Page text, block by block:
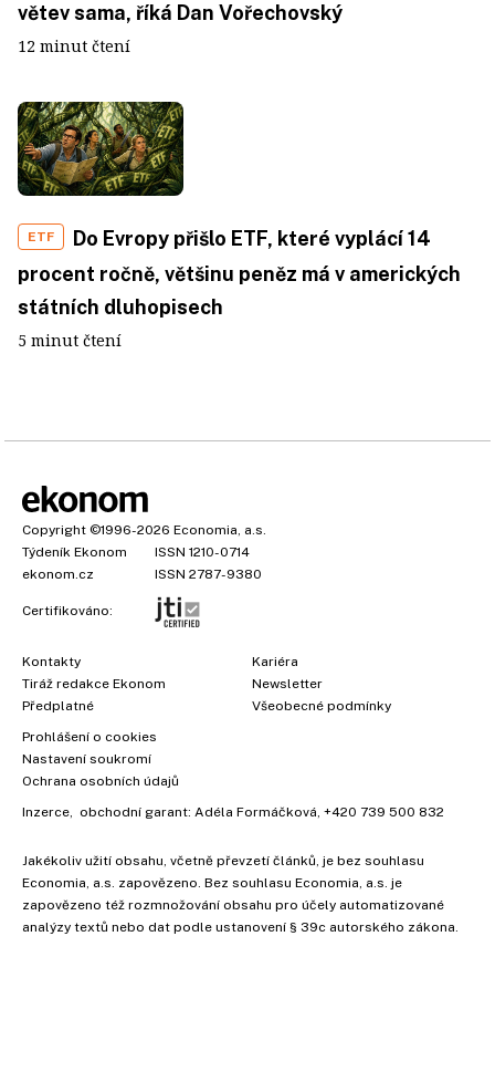
větev sama, říká Dan Vořechovský
12 minut čtení
ETF
Do Evropy přišlo ETF, které vyplácí 14
procent ročně, většinu peněz má v amerických
státních dluhopisech
5 minut čtení
Copyright ©1996-2026 Economia, a.s.
Týdeník Ekonom
ISSN 1210-0714
ekonom.cz
ISSN 2787-9380
Certifikováno:
Kontakty
Tiráž redakce Ekonom
Předplatné
Kariéra
Newsletter
Všeobecné podmínky
Prohlášení o cookies
Nastavení soukromí
Ochrana osobních údajů
Inzerce , obchodní garant: Adéla Formáčková +420 739 500 832
Jakékoliv užití obsahu, včetně převzetí článků, je bez souhlasu
Economia, a.s. zapovězeno. Bez souhlasu Economia, a.s. je
zapovězeno též rozmnožování obsahu pro účely automatizované
analýzy textů nebo dat podle ustanovení § 39c autorského zákona.